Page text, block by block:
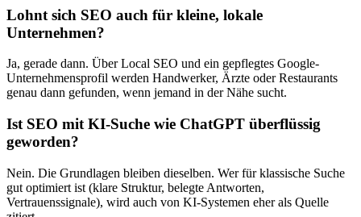
Lohnt sich SEO auch für kleine, lokale
Unternehmen?
Ja, gerade dann. Über Local SEO und ein gepflegtes Google-
Unternehmensprofil werden Handwerker, Ärzte oder Restaurants
genau dann gefunden, wenn jemand in der Nähe sucht.
Ist SEO mit KI-Suche wie ChatGPT überflüssig
geworden?
Nein. Die Grundlagen bleiben dieselben. Wer für klassische Suche
gut optimiert ist (klare Struktur, belegte Antworten,
Vertrauenssignale), wird auch von KI-Systemen eher als Quelle